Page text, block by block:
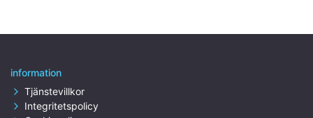
information
Tjänstevillkor
Integritetspolicy